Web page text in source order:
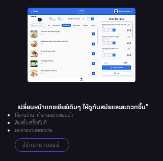
" เปลี่ยนหน้าแคชเชียร์เดิมๆ ให้ดูทันสมัยและสะดวกขึ้น"
ใช้งานง่าย-ทำงานอย่างแม่นยำ
พิมพ์ใบเสร็จทันที
ผลรายงานยอดขาย
ปรึกษาเราตอนนี้